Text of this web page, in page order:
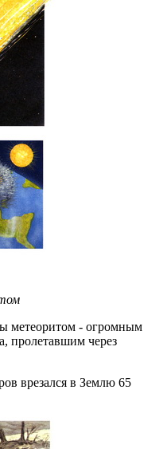
метеоритом - огромным
пролетавшим через
врезался в Землю 65